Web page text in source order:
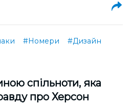
#Номери #Дизайн
спільноти, яка
про Херсон